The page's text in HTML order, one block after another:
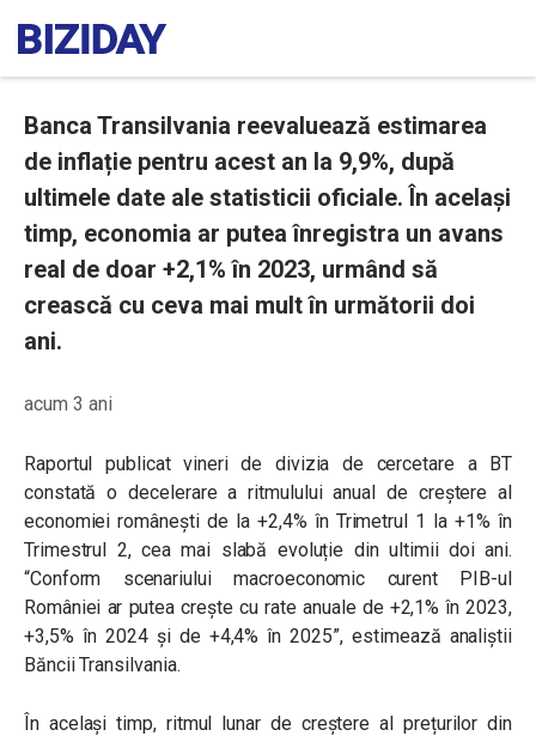
Banca Transilvania reevaluează estimarea
de inflație pentru acest an la 9,9%, după
ultimele date ale statisticii oficiale. În același
timp, economia ar putea înregistra un avans
real de doar +2,1% în 2023, urmând să
crească cu ceva mai mult în următorii doi
ani.
acum 3 ani
Raportul publicat vineri de divizia de cercetare a BT
constată o decelerare a ritmulului anual de creștere al
economiei românești de la +2,4% în Trimetrul 1 la +1% în
Trimestrul 2, cea mai slabă evoluție din ultimii doi ani.
“Conform scenariului macroeconomic curent PIB-ul
României ar putea crește cu rate anuale de +2,1% în 2023,
+3,5% în 2024 și de +4,4% în 2025”, estimează analiștii
Băncii Transilvania.
În același timp, ritmul lunar de creștere al prețurilor din